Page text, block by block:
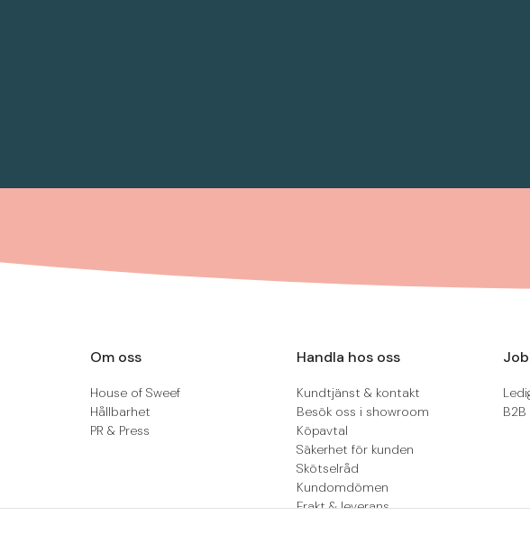
Om oss
House of Sweef
Hållbarhet
PR & Press
Handla hos oss
Kundtjänst & kontakt
Besök oss i showroom
Köpavtal
Säkerhet för kunden
Skötselråd
Kundomdömen
Frakt & leverans
B2B